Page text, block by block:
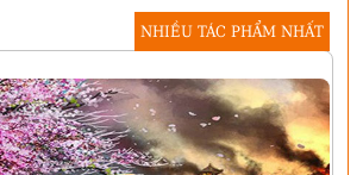
NHIỀU TÁC PHẨM NHẤT